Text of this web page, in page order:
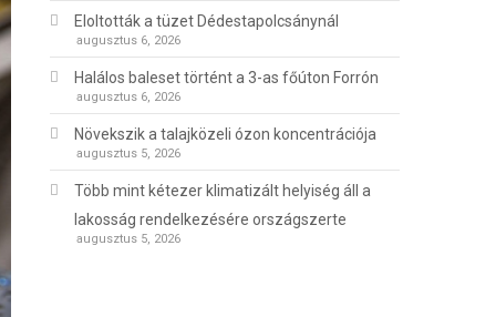
Eloltották a tüzet Dédestapolcsánynál
augusztus 6, 2026
Halálos baleset történt a 3-as főúton Forrón
augusztus 6, 2026
Növekszik a talajközeli ózon koncentrációja
augusztus 5, 2026
Több mint kétezer klimatizált helyiség áll a
lakosság rendelkezésére országszerte
augusztus 5, 2026